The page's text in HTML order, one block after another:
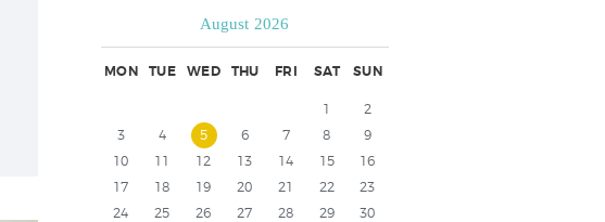
August 2026
MON TUE WED THU FRI SAT SUN
1
2
3
4 5 6 7 8
9
10
11 12 13 14 15
16
17
18 19 20 21 22
23
24
25 26 27 28 29
30